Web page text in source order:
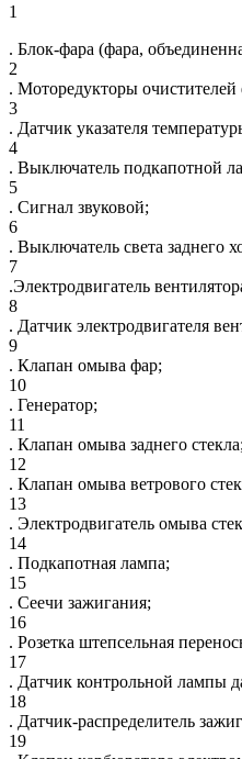
1
. Блок-фара (фара,
2
. Моторедукторы очистителей
3
. Датчик указателя
4
. Выключатель подкапотной
5
. Сигнал звуковой;
6
. Выключатель света заднего
7
.Электродвигатель
8
. Датчик электродвигателя
9
. Клапан омыва фар;
10
. Генератор;
11
. Клапан омыва заднего стекла;
12
. Клапан омыва ветрового
13
. Электродвигатель омыва
14
. Подкапотная лампа;
15
. Сеечи зажигания;
16
. Розетка штепсельная
17
. Датчик контрольной лампы
18
. Датчик-распределитель
19